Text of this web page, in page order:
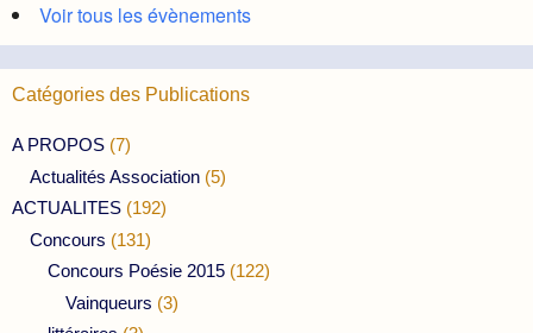
Voir tous les évènements
Catégories des Publications
A PROPOS (7)
Actualités Association (5)
ACTUALITES (192)
Concours (131)
Concours Poésie 2015 (122)
Vainqueurs (3)